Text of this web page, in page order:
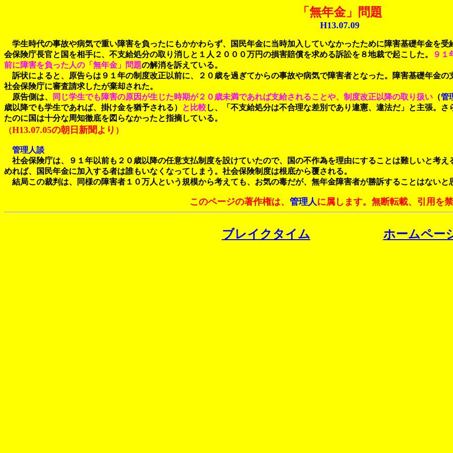
「無年金」問題
H13.07.09
学生時代の事故や病気で重い障害を負ったにもかかわらず、国民年金に当時加入していなかったために障害基礎年金を
会保険庁長官と国を相手に、不支給処分の取り消しと１人２０００万円の損害賠償を求める訴訟を８地裁で起こした。
９１
前に障害を負った人の「無年金」問題の解消を訴えている。
訴状によると、原告らは９１年の制度改正以前に、２０歳を過ぎてからの事故や病気で障害者となった。障害基礎年金
社会保険庁に審査請求したが棄却された。
原告側は、
同じ学生でも障害の原因が生じた時期が２０歳未満であれば支給されることや、制度改正以降の取り扱い （管
歳以降でも学生であれば、掛け金を猶予される）
と比較し、「不支給処分は不合理な差別であり違憲、違法だ」と主張。
たのに国は十分な周知徹底を図らなかったと指摘している。
（H13.07.05の朝日新聞より ）
管理人談
社会保険庁は、９１年以前も２０歳以降の任意支払制度を設けていたので、国の不作為を理由にすることは難しいと考
めれば、国民年金に加入する者は誰もいなくなってしまう。社会保険制度は根底から覆される。
結局この裁判は、同様の障害者１０万人という規模から考えても、お気の毒だが、無年金障害者が勝訴することはないと
このページの著作権は、 管理人に属します。無断転載、引用を
ブレイクタイム ホームペー